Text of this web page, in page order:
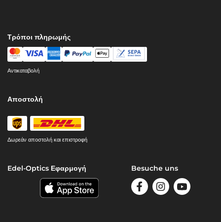
Τρόποι πληρωμής
Αντικαταβολή
Αποστολή
Δωρεάν αποστολή και επιστροφή
Edel-Optics Εφαρμογή Besuche uns